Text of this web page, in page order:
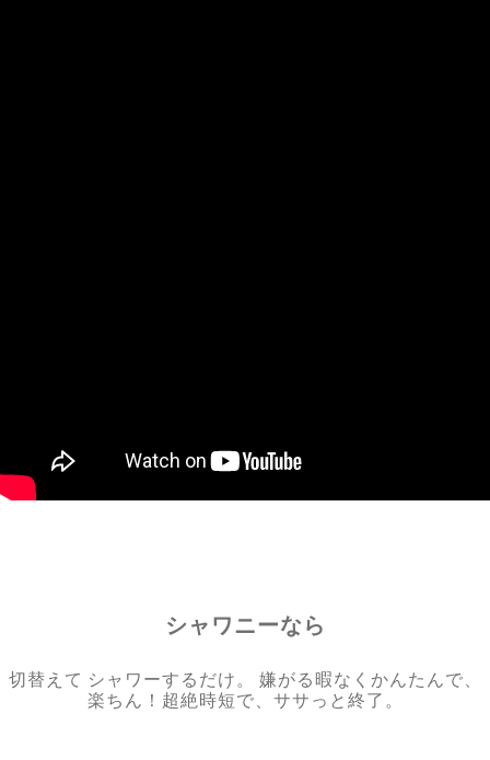
シャワニーなら
切替えて シャワーするだけ。 嫌がる暇なくかんたんで、
楽ちん！超絶時短で、ササっと終了。